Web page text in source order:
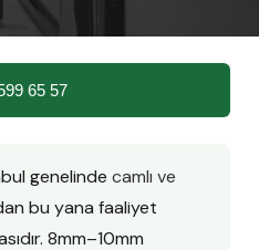
65 57
genelinde camlı ve
bu yana faaliyet
8mm–10mm